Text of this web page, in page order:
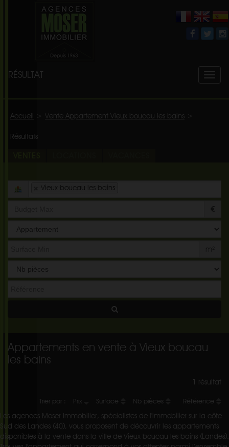
RÉSULTAT
Accueil Vente Appartement Vieux boucau les bains
Résultats
Vieux boucau les bains
Type
Appartements en vente à Vieux boucau
les bains
1 résultat
Trier par : Prix Surface Nb pièces Référence
Les agences Moser Immobilier, spécialistes de l'immobilier sur la côte
Sud des Landes (40), vous proposent de découvrir les appartements
disponibles à la vente dans la ville de Vieux boucau les bains (Landes).